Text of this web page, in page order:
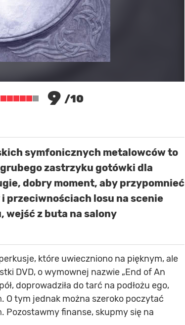
9 /10
symfonicznych metalowców to
zastrzyku gotówki dla
dobry moment, aby przypomnieć
przeciwnościach losu na scenie
wejść z buta na salony
które uwieczniono na pięknym, ale
DVD, o wymownej nazwie „End of An
doprowadziła do tarć na podłożu ego,
O tym jednak można szeroko poczytać
finanse, skupmy się na